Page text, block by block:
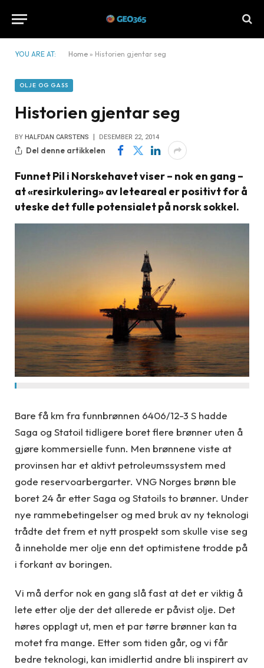
YOU ARE AT: Home » Historien gjentar seg
OLJE OG GASS
Historien gjentar seg
BY HALFDAN CARSTENS DESEMBER 22, 2014
Del denne artikkelen
Funnet Pil i Norskehavet viser – nok en gang –
at «resirkulering» av leteareal er positivt for å
uteske det fulle potensialet på norsk sokkel.
Bare få km fra funnbrønnen 6406/12-3 S hadde
Saga og Statoil tidligere boret flere brønner uten å
gjøre kommersielle funn. Men brønnene viste at
provinsen har et aktivt petroleumssystem med
gode reservoarbergarter. VNG Norges brønn ble
boret 24 år etter Saga og Statoils to brønner. Under
nye rammebetingelser og med bruk av ny teknologi
trådte det frem et nytt prospekt som skulle vise seg
å inneholde mer olje enn det optimistene trodde på
i forkant av boringen.
Vi må derfor nok en gang slå fast at det er viktig å
lete etter olje der det allerede er påvist olje. Det
høres opplagt ut, men et par tørre brønner kan ta
motet fra mange. Etter som tiden går, og vi får
bedre teknologi, kan imidlertid andre bli inspirert av